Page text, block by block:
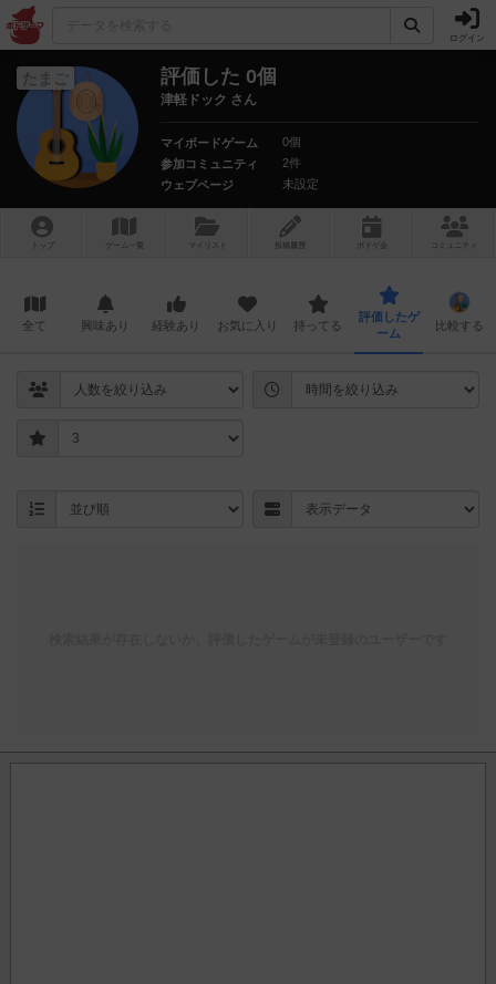
ログイン
たまご 評価した 0個
津軽ドック さん
マイボードゲーム
0個
参加コミュニティ
2件
ウェブページ
未設定
トップ ゲーム一覧 マイリスト 投稿履歴 ボ ドゲ コミュニティ
全て 興味あり 経験あり お気に入り 持ってる
評価したゲ
ーム
比較する